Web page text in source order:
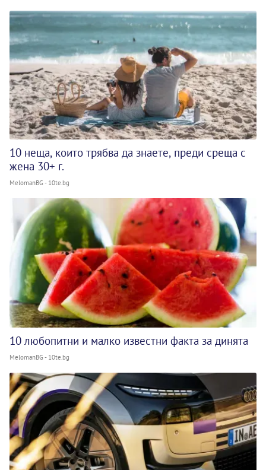
10 неща, които трябва да знаете, преди среща с
жена 30+ г.
MelomanBG - 10te.bg
10 любопитни и малко известни факта за динята
MelomanBG - 10te.bg